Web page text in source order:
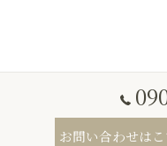
お問い合わせは